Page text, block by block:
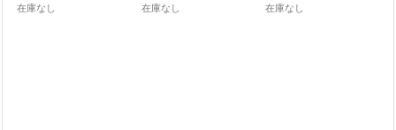
在庫なし 在庫なし 在庫なし